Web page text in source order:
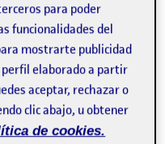
en R3. Etnografía para el diseño.
Raquel Entrega de la
el diseño
para poder
funcionalidades del
mostrarte publicidad
perfil elaborado a partir
aceptar, rechazar o
clic abajo, u obtener
de cookies.